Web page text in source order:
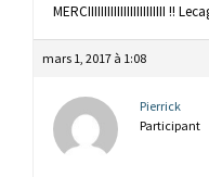
MERCIIIIIIIIIIIIIIIIIIIIIIII !!
mars 1, 2017 à 1:08
Pierrick
Participant